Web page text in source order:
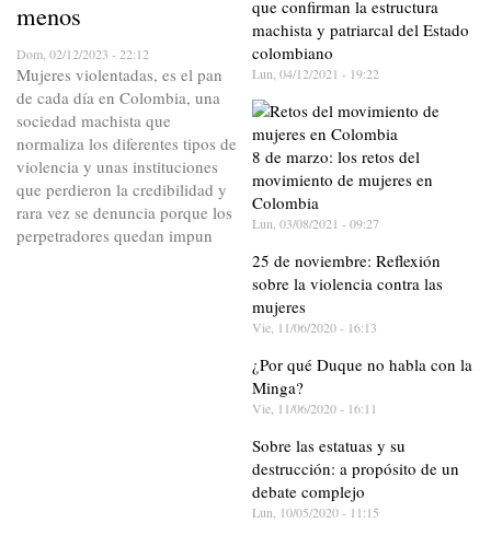
menos
Dom, 02/12/2023 - 22:12
Mujeres violentadas, es el pan
de cada día en Colombia, una
sociedad machista que
normaliza los diferentes tipos de
violencia y unas instituciones
que perdieron la credibilidad y
rara vez se denuncia porque los
perpetradores quedan impun
que confirman la estructura
machista y patriarcal del Estado
colombiano
Lun, 04/12/2021 - 19:22
8 de marzo: los retos del
movimiento de mujeres en
Colombia
Lun, 03/08/2021 - 09:27
25 de noviembre: Reflexión
sobre la violencia contra las
mujeres
Vie, 11/06/2020 - 16:13
¿Por qué Duque no habla con la
Minga?
Vie, 11/06/2020 - 16:11
Sobre las estatuas y su
destrucción: a propósito de un
debate complejo
Lun, 10/05/2020 - 11:15